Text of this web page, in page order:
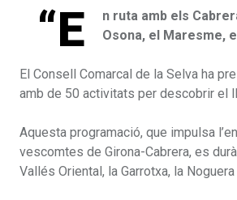
“E
n ruta amb els
Osona, el Maresme,
El Consell Comarcal de la Selva ha
amb de 50 activitats per descobrir el
Aquesta programació, que impulsa
vescomtes de Girona-Cabrera, es
Vallés Oriental, la Garrotxa, la